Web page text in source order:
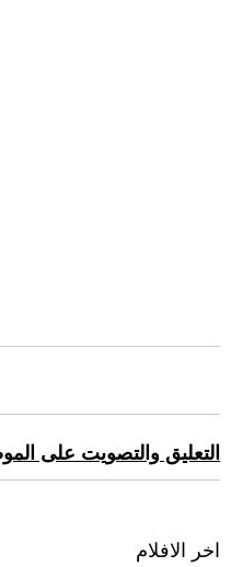
التعليق والتصويت على
اخر الافلام